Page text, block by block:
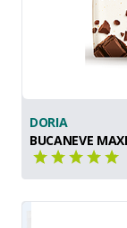
DORIA
BUCANEVE